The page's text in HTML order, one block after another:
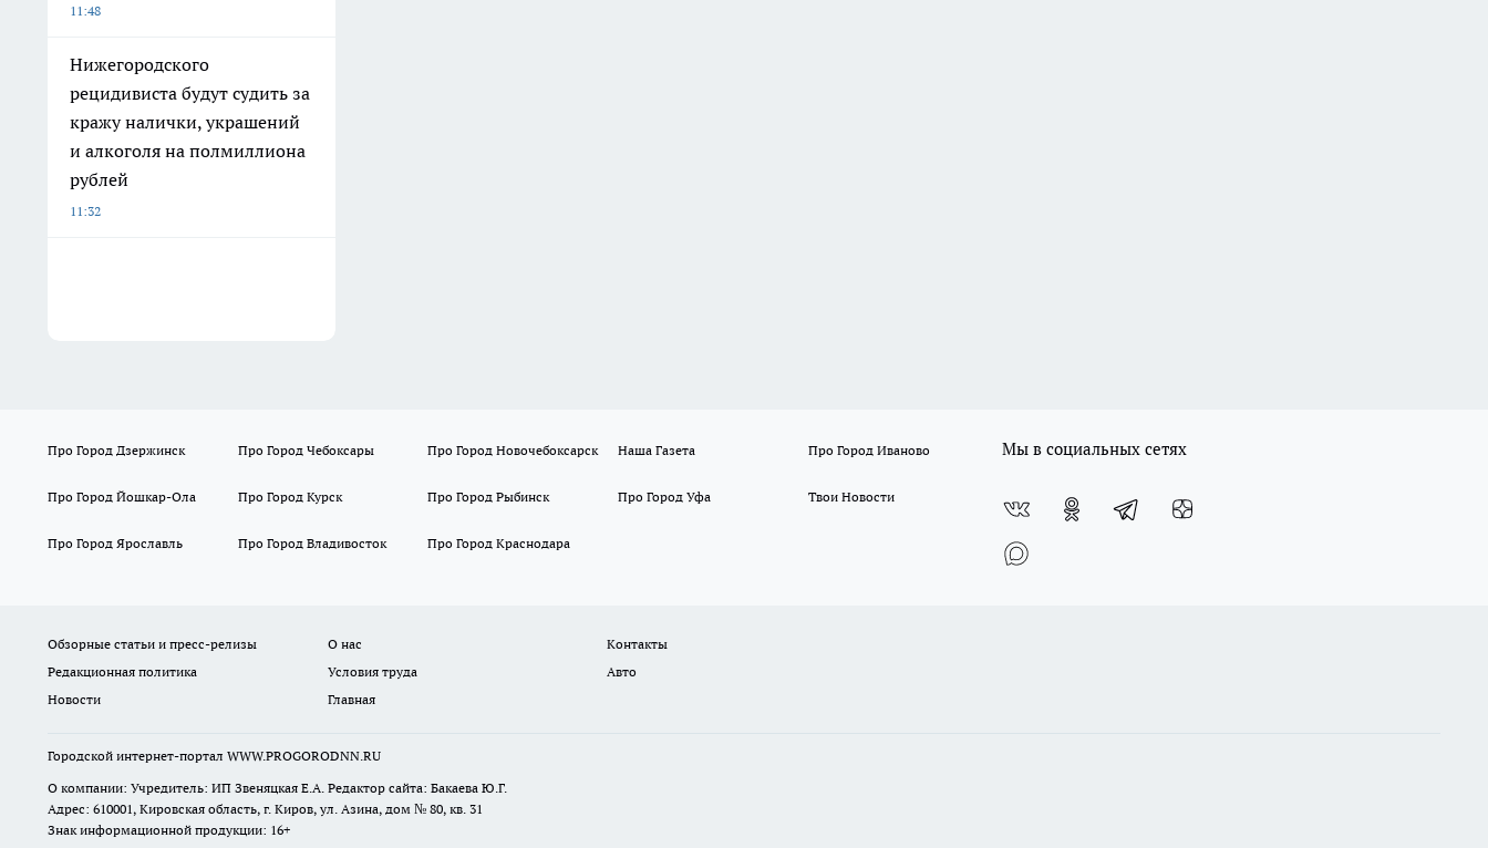
11:48
Нижегородского
рецидивиста будут судить за
кражу налички, украшений
и алкоголя на полмиллиона
рублей
11:32
Про Город Дзержинск Про Город Чебоксары Про Город Новочебоксарск Наша Газета Про Город Иваново
Про Город Йошкар-Ола Про Город Курск Про Город Рыбинск Про Город Уфа Твои Новости
Про Город Ярославль Про Город Владивосток Про Город Краснодара
Мы в социальных сетях
Обзорные статьи и пресс-релизы О нас
Контакты
Редакционная политика
Условия труда
Авто
Новости
Главная
Городской интернет-портал WWW.PROGORODNN.RU
О компании: Учредитель: ИП Звеняцкая Е.А. Редактор сайта: Бакаева Ю.Г.
Адрес: 610001, Кировская область, г. Киров, ул. Азина, дом № 80, кв. 31
Знак информационной продукции: 16+